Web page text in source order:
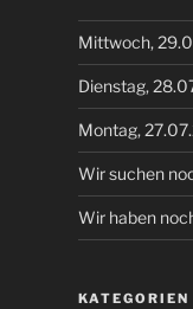
Mittwoch,
Dienstag,
Montag,
Wir suchen
Wir haben
KATEGORIEN